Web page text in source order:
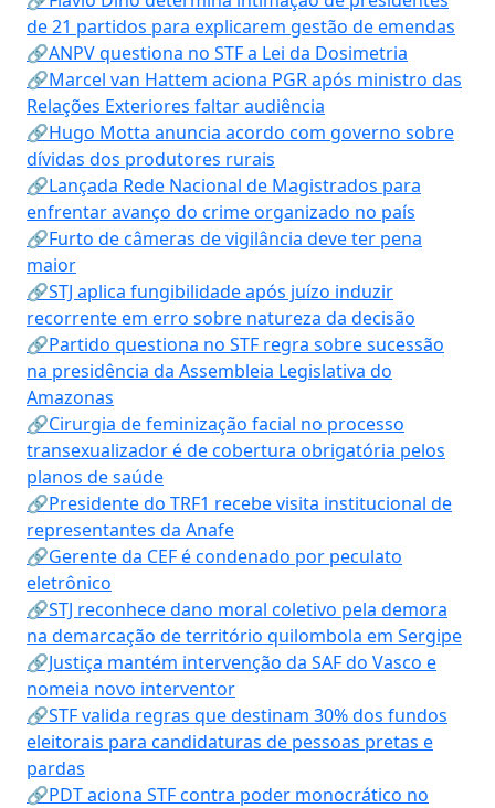
de 21 partidos para explicarem gestão de emendas
🔗ANPV questiona no STF a Lei da Dosimetria
🔗Marcel van Hattem aciona PGR após ministro das
Relações Exteriores faltar audiência
🔗Hugo Motta anuncia acordo com governo sobre
dívidas dos produtores rurais
🔗Lançada Rede Nacional de Magistrados para
enfrentar avanço do crime organizado no país
🔗Furto de câmeras de vigilância deve ter pena
maior
🔗STJ aplica fungibilidade após juízo induzir
recorrente em erro sobre natureza da decisão
🔗Partido questiona no STF regra sobre sucessão
na presidência da Assembleia Legislativa do
Amazonas
🔗Cirurgia de feminização facial no processo
transexualizador é de cobertura obrigatória pelos
planos de saúde
🔗Presidente do TRF1 recebe visita institucional de
representantes da Anafe
🔗Gerente da CEF é condenado por peculato
eletrônico
🔗STJ reconhece dano moral coletivo pela demora
na demarcação de território quilombola em Sergipe
🔗Justiça mantém intervenção da SAF do Vasco e
nomeia novo interventor
🔗STF valida regras que destinam 30% dos fundos
eleitorais para candidaturas de pessoas pretas e
pardas
🔗PDT aciona STF contra poder monocrático no